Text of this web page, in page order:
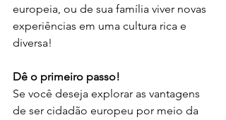
europeia, ou de sua família viver novas
experiências em uma cultura rica e
diversa!
Dê o primeiro passo!
Se você deseja explorar as vantagens
de ser cidadão europeu por meio da